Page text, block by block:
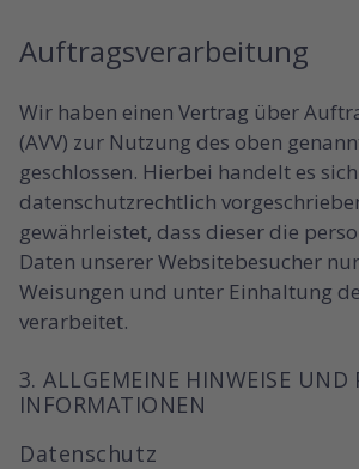
Auftragsverarbeitung
Wir haben einen Vertrag über
(AVV) zur Nutzung des oben
geschlossen. Hierbei handelt es
datenschutzrechtlich
gewährleistet, dass dieser die
Daten unserer Websitebesucher
Weisungen und unter Einhaltung
verarbeitet.
3. ALLGEMEINE HINWEISE
INFORMATIONEN
Datenschutz